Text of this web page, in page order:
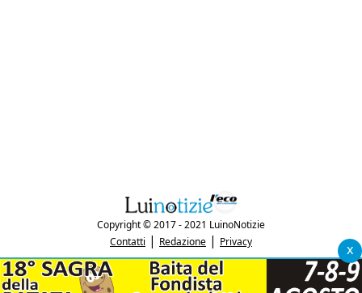
x
Copyright © 2017 - 2021 LuinoNotizie
Contatti | Redazione | Privacy
"Luinonotizie.it è una testata giornalistica iscritta al Registro Stampa del
tribunale di Varese al n. 5/2017 in data 29/6/2017"